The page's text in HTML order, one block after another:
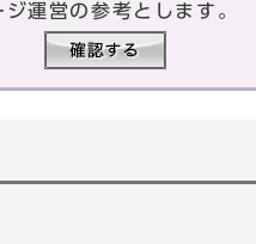
運営の参考とします。